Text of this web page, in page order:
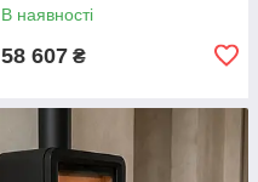
В наявності
58 607 ₴